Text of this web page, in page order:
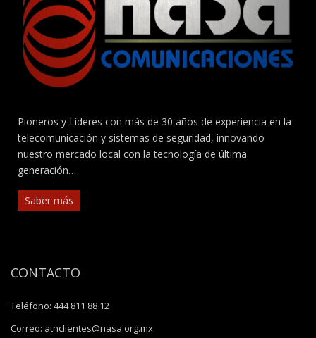
Pioneros y Líderes con más de 30 años de experiencia en la
telecomunicación y sistemas de seguridad, innovando
nuestro mercado local con la tecnología de última
generación…
Saber más
CONTACTO
Teléfono: 444 811 88 12
Correo: atnclientes@nasa.org.mx